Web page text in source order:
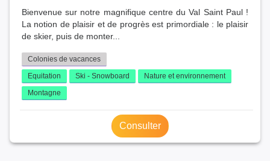
Bienvenue sur notre magnifique centre du Val Saint Paul !
La notion de plaisir et de progrès est primordiale : le plaisir
de skier, puis de monter...
Colonies de vacances
Equitation
Ski - Snowboard
Nature et environnement
Montagne
Consulter